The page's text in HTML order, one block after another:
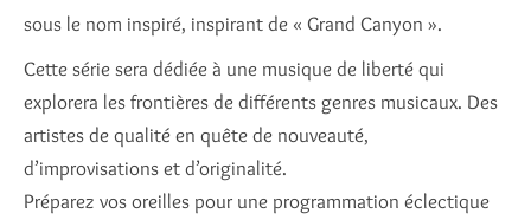
sous le nom inspiré, inspirant de « Grand Canyon ».
Cette série sera dédiée à une musique de liberté qui
explorera les frontières de différents genres musicaux. Des
artistes de qualité en quête de nouveauté,
d’improvisations et d’originalité.
Préparez vos oreilles pour une programmation éclectique